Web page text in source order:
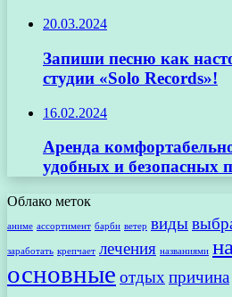
20.03.2024
Запиши песню как
студии «Solo Records»!
16.02.2024
Аренда
удобных и безопасных
Облако меток
аниме ассортимент барби ветер виды
заработать крепчает лечения названиями
основные отдых причина